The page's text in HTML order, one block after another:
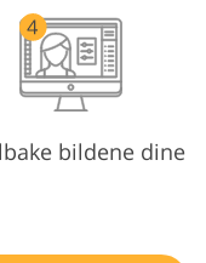
bildene dine